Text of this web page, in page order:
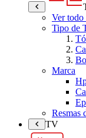
Ver todo
Tipo de
Marca
Resmas
TV